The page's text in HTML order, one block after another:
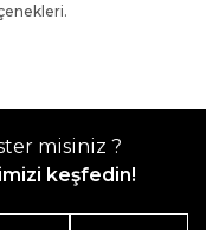
misiniz ?
keşfedin!